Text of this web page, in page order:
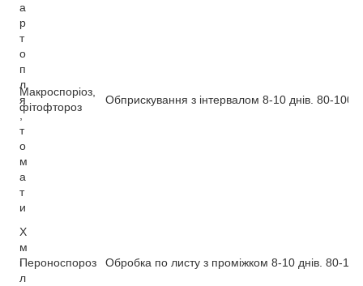
а
р
т
о
п
л
я
,
т
о
м
а
т
и
Макроспоріоз,
фітофтороз
Обприскування з інтервалом 8-10 днів. 80-100
Х
м
і
л
Пероноспороз Обробка по листу з проміжком 8-10 днів. 80-